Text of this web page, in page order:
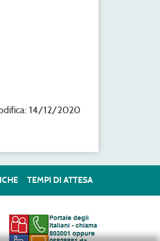
14/12/2020
TEMPI DI ATTESA